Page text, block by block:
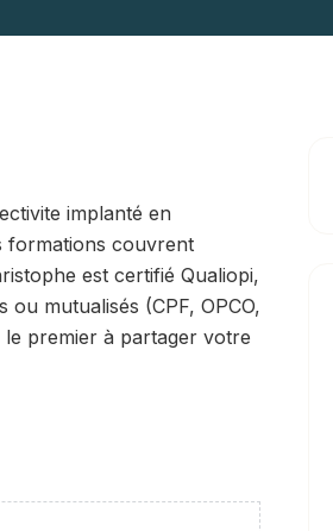
implanté en
formations couvrent
est certifié Qualiopi,
mutualisés (CPF, OPCO,
premier à partager votre